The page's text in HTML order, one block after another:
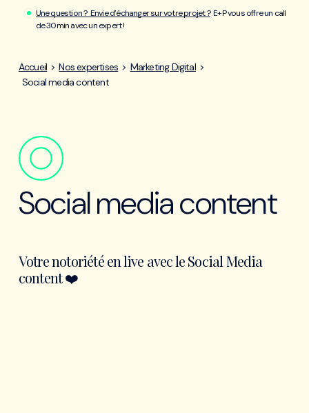
Une question ? Envie d’échanger sur votre projet ?E+P vous offre un call
de 30min avec un expert !
Accueil > Nos expertises > Marketing Digital >
Social media content
Social mediacontent
Votre notoriété en live avec le Social Media
content ❤️